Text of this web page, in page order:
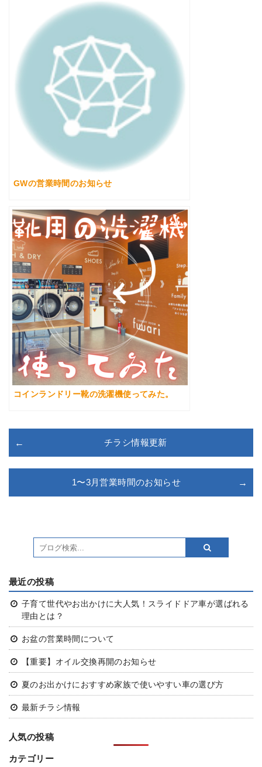
GWの営業時間のお知らせ
コインランドリー靴の洗濯機使ってみた。
チラシ情報更新
1〜3月営業時間のお知らせ
最近の投稿
子育て世代やお出かけに大人気！スライドドア車が選ばれる
理由とは？
お盆の営業時間について
【重要】オイル交換再開のお知らせ
夏のお出かけにおすすめ家族で使いやすい車の選び方
最新チラシ情報
人気の投稿
カテゴリー